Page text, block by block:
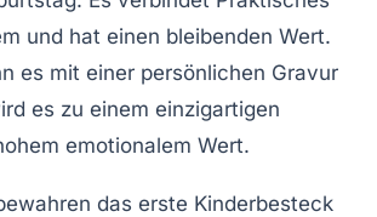
und hat einen bleibenden Wert.
es mit einer persönlichen Gravur
es zu einem einzigartigen
emotionalem Wert.
das erste Kinderbesteck